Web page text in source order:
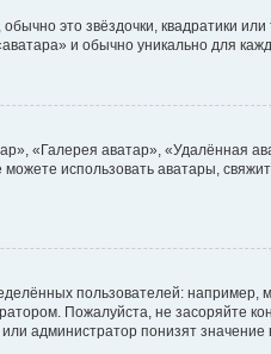
это звёздочки, квадратики
и обычно уникально для
«Галерея аватар», «Удалённая
использовать аватары,
пользователей: например,
Пожалуйста, не засоряйте
администратор понизят значение